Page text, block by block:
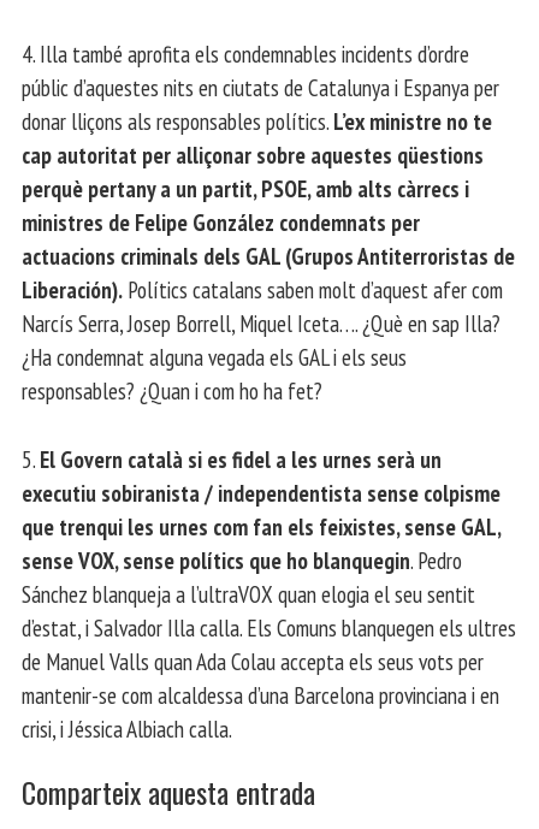
4. Illa també aprofita els condemnables incidents d’ordre
públic d’aquestes nits en ciutats de Catalunya i Espanya per
donar lliçons als responsables polítics. L’ex ministre no te
cap autoritat per alliçonar sobre aquestes qüestions
perquè pertany a un partit, PSOE, amb alts càrrecs i
ministres de Felipe González condemnats per
actuacions criminals dels GAL (Grupos Antiterroristas de
Liberación). Polítics catalans saben molt d’aquest afer com
Narcís Serra, Josep Borrell, Miquel Iceta…. ¿Què en sap Illa?
¿Ha condemnat alguna vegada els GAL i els seus
responsables? ¿Quan i com ho ha fet?
5. El Govern català si es fidel a les urnes serà un
executiu sobiranista / independentista sense colpisme
que trenqui les urnes com fan els feixistes, sense GAL,
sense VOX, sense polítics que ho blanquegin. Pedro
Sánchez blanqueja a l’ultraVOX quan elogia el seu sentit
d’estat, i Salvador Illa calla. Els Comuns blanquegen els ultres
de Manuel Valls quan Ada Colau accepta els seus vots per
mantenir-se com alcaldessa d’una Barcelona provinciana i en
crisi, i Jéssica Albiach calla.
Comparteix aquesta entrada